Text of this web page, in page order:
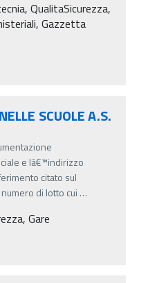
QualitaSicurezza,
Gazzetta
SCUOLE A.S.
e lâ€™indirizzo
citato sul
di lotto cui …
Gare